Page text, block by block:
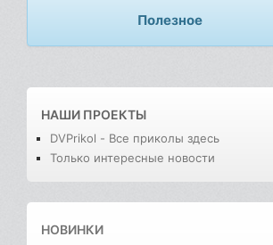
Полезное
НАШИ ПРОЕКТЫ
DVPrikol - Все приколы здесь
Только интересные новости
НОВИНКИ